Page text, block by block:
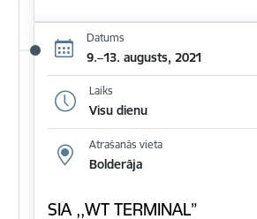
Datums
9.–13. augusts, 2021
Laiks
Visu dienu
Atrašanās vieta
Bolderāja
SIA ,,WT TERMINAL”